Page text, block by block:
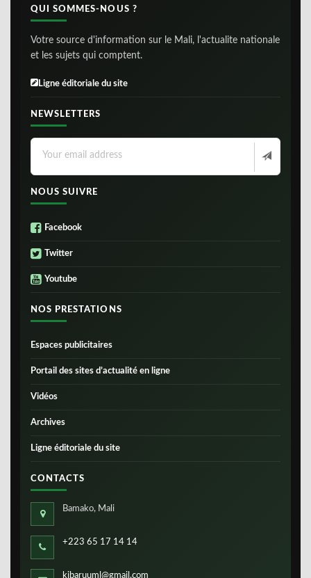
QUI SOMMES-NOUS ?
Votre source d'information sur le Mali, l'actualite nationale
et les sujets qui comptent.
Ligne éditoriale du site
NEWSLETTERS
NOUS SUIVRE
Facebook
Twitter
Youtube
NOS PRESTATIONS
Espaces publicitaires
Portail des sites d’actualité en ligne
Vidéos
Archives
Ligne éditoriale du site
CONTACTS
Bamako, Mali
+223 65 17 14 14
kibaruuml@gmail.com